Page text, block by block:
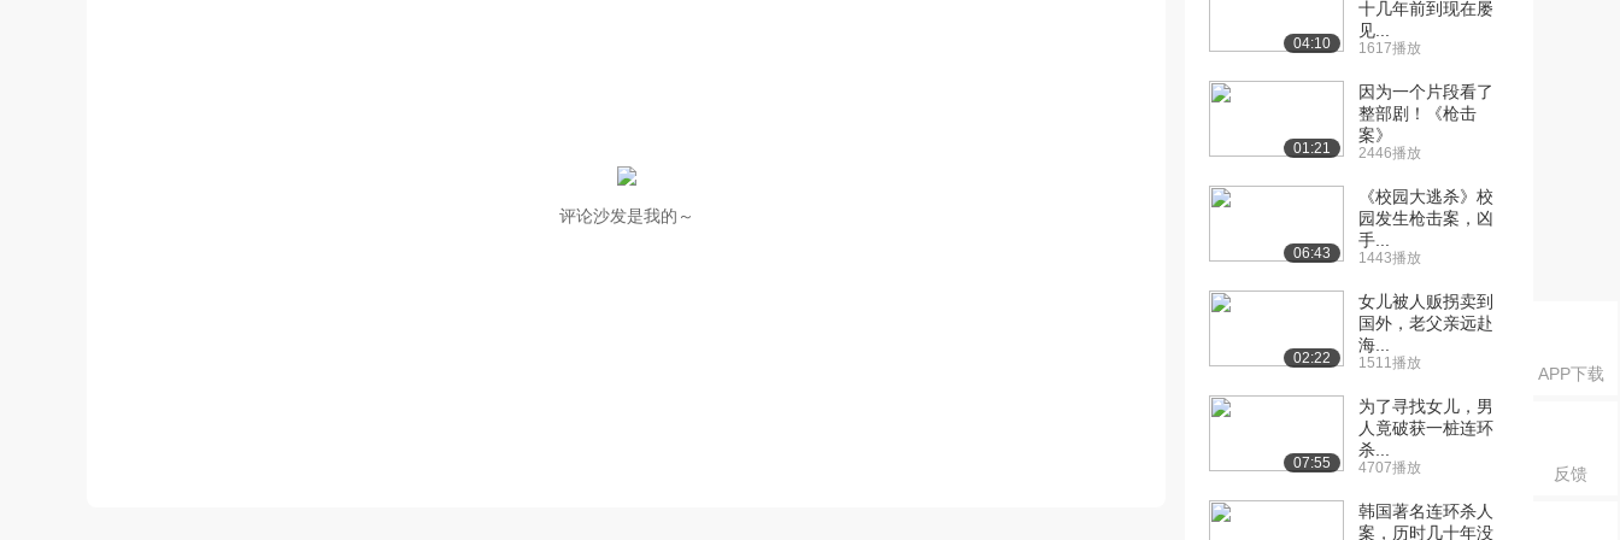
APP下载
反馈
评论沙发是我的～
04:10
十几年前到现在屡
见...
1617播放
01:21
因为一个片段看了
整部剧！《枪击
案》
2446播放
06:43
《校园大逃杀》校
园发生枪击案，凶
手...
1443播放
02:22
女儿被人贩拐卖到
国外，老父亲远赴
海...
1511播放
07:55
为了寻找女儿，男
人竟破获一桩连环
杀...
4707播放
韩国著名连环杀人
案，历时几十年没